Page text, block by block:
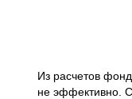
Из расчетов
не эффективно.